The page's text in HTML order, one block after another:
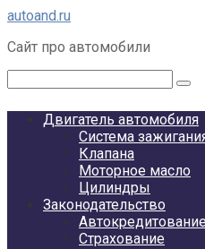
Перейти
контенту
autoand.ru
Сайт про автомобили
Двигатель автомобиля
Система
Клапана
Моторное масло
Цилиндры
Законодательство
Автокредитование
Страхование